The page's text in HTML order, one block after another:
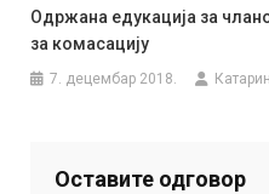
Одржана едукација за
за комасацију
7. децембар 2018.
Оставите одговор